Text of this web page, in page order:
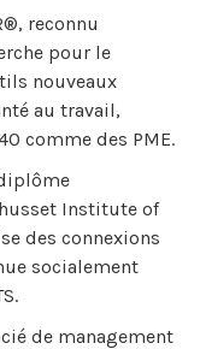
reconnu
pour le
nouveaux
au travail,
comme des PME.
Institute of
des connexions
socialement
de management